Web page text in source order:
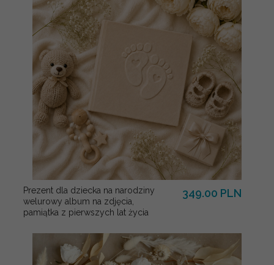
Prezent dla dziecka na narodziny
welurowy album na zdjęcia,
pamiątka z pierwszych lat życia
349.00 PLN